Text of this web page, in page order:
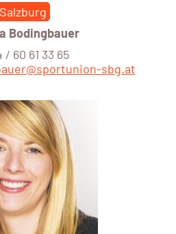
Salzburg
Bodingbauer
/ 60 61 33 65
sbg.at